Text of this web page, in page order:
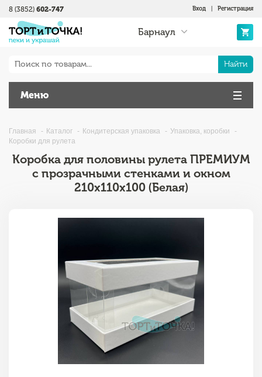
Вход Регистрация
Барнаул
8 (3852) 602-747
Найти
Меню
Главная Каталог Кондитерская упаковка
Упаковка, коробки
Коробки для рулета
Коробка для половины рулета ПРЕМИУМ
с прозрачными стенками и окном
210x110x100 (Белая)